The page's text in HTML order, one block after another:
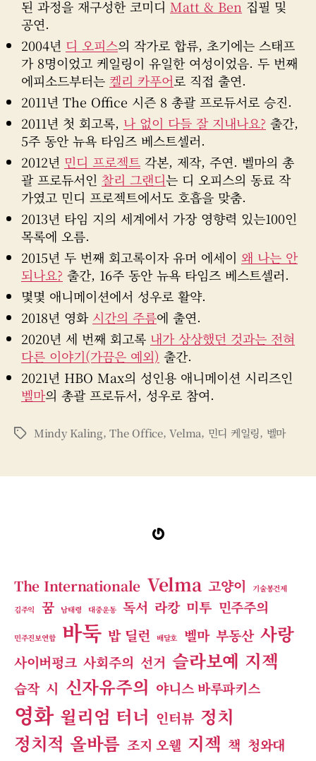
된 과정을 재구성한 코미디 Matt & Ben 집필 및
공연.
2004년 디 오피스의 작가로 합류, 초기에는 스태프
가 8명이었고 케일링이 유일한 여성이었음. 두 번째
에피소드부터는 켈리 카푸어로 직접 출연.
2011년 The Office 시즌 8 총괄 프로듀서로 승진.
2011년 첫 회고록, 나 없이 다들 잘 지내나요? 출간,
5주 동안 뉴욕 타임즈 베스트셀러.
2012년 민디 프로젝트 각본, 제작, 주연. 벨마의 총
괄 프로듀서인 찰리 그랜디는 디 오피스의 동료 작
가였고 민디 프로젝트에서도 호흡을 맞춤.
2013년 타임 지의 세계에서 가장 영향력 있는100인
목록에 오름.
2015년 두 번째 회고록이자 유머 에세이 왜 나는 안
되나요? 출간, 16주 동안 뉴욕 타임즈 베스트셀러.
몇몇 애니메이션에서 성우로 활약.
2018년 영화 시간의 주름에 출연.
2020년 세 번째 회고록 내가 상상했던 것과는 전혀
다른 이야기(가끔은 예외) 출간.
2021년 HBO Max의 성인용 애니메이션 시리즈인
벨마의 총괄 프로듀서, 성우로 참여.
태
Mindy Kaling,The Office,Velma, 민디 케일링, 벨마
Gravatar
The Internationale Velma 고양이
기술봉건제
김주익
꿈 남태령 대중운동 독서 라캉 미투 민주주의
민주진보연합 바둑 밥 딜런 배달호 벨마 부동산 사랑
사이버펑크 사회주의 선거 슬라보예 지젝
습작 시 신자유주의 야니스 바루파키스
영화 윌리엄 터너 인터뷰 정치
정치적 올바름 조지 오웰 지젝 책 청와대